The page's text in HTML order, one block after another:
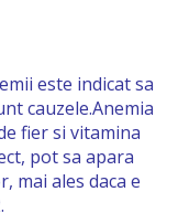
este indicat sa
cauzele.Anemia
fier si vitamina
pot sa apara
mai ales daca e